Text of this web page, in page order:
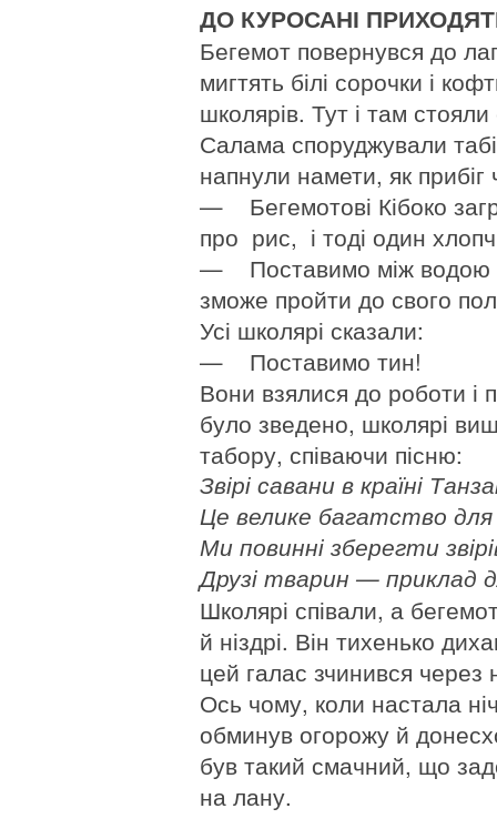
ДО КУРОСАНІ
Бегемот повернувся до
мигтять білі сорочки і
школярів. Тут і там
Салама споруджували
напнули намети, як прибіг
— Бегемотові Кібоко
про рис, і тоді один
— Поставимо між водою і
зможе пройти до свого
Усі школярі сказали:
— Поставимо тин!
Вони взялися до роботи і
було зведено, школярі
табору, співаючи пісню:
Звірі савани в країні
Це велике багатство для
Ми повинні зберегти
Друзі тварин — приклад
Школярі співали, а
й ніздрі. Він тихенько
цей галас зчинився через
Ось чому, коли настала
обминув огорожу й
був такий смачний, що
на лану.